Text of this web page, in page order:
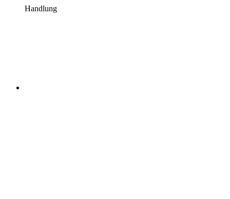
Handlung